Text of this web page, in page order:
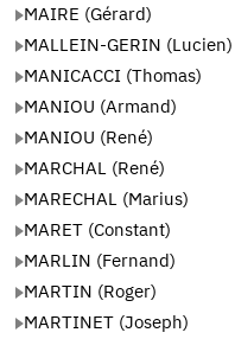
MAIRE (Gérard)
MALLEIN-GERIN (Lucien)
MANICACCI (Thomas)
MANIOU (Armand)
MANIOU (René)
MARCHAL (René)
MARECHAL (Marius)
MARET (Constant)
MARLIN (Fernand)
MARTIN (Roger)
MARTINET (Joseph)